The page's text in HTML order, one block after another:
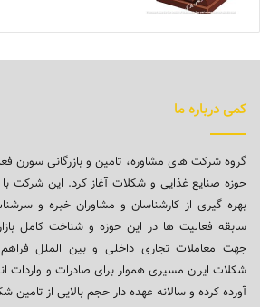
کمی درباره ما
حوزه صنایع غذایی و شکلات آغاز کرد. این شرکت با
بهره گیری از کارشناسان و مشاوران خبره و
سابقه فعالیت ها در این حوزه و شناخت کامل
جهت معاملات تجاری داخلی و بین الملل
شکلات ایران مسیری هموار برای صادرات و واردات
آورده کرده و سالانه عهده دار حجم بالایی از